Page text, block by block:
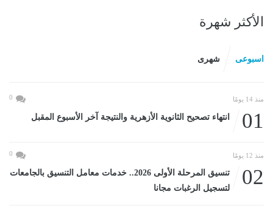
الأكثر شهرة
اسبوعى شهرى
منذ 14 يومًا 0
01 انتهاء تصحيح الثانوية الأزهرية والنتيجة آخر الأسبوع المقبل
منذ 12 يومًا 0
02
تنسيق المرحلة الأولى 2026.. خدمات معامل التنسيق بالجامعات
لتسجيل الرغبات مجانا